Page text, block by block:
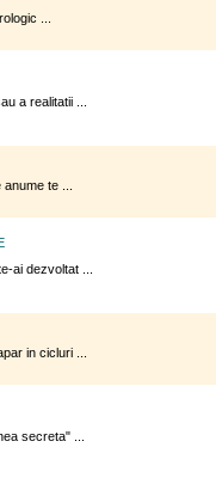
...
a realitatii ...
te ...
ai dezvoltat ...
in cicluri ...
secreta" ...